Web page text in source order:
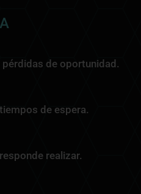
de oportunidad.
de espera.
realizar.